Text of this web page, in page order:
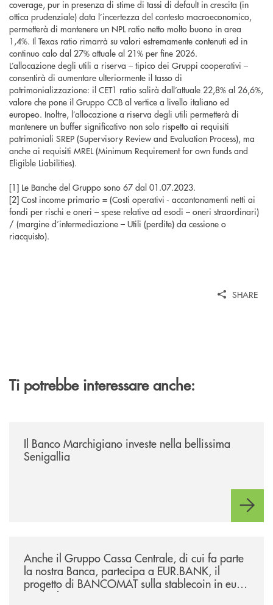
coverage, pur in presenza di stime di tassi di default in crescita (in
ottica prudenziale) data l’incertezza del contesto macroeconomico,
permetterà di mantenere un NPL ratio netto molto buono in area
1,4%. Il Texas ratio rimarrà su valori estremamente contenuti ed in
continuo calo dal 27% attuale al 21% per fine 2026.
L’allocazione degli utili a riserva – tipico dei Gruppi cooperativi –
consentirà di aumentare ulteriormente il tasso di
patrimonializzazione: il CET1 ratio salirà dall’attuale 22,8% al 26,6%,
valore che pone il Gruppo CCB al vertice a livello italiano ed
europeo. Inoltre, l’allocazione a riserva degli utili permetterà di
mantenere un buffer significativo non solo rispetto ai requisiti
patrimoniali SREP (Supervisory Review and Evaluation Process), ma
anche ai requisiti MREL (Minimum Requirement for own funds and
Eligible Liabilities).
[1] Le Banche del Gruppo sono 67 dal 01.07.2023.
[2] Cost income primario = (Costi operativi - accantonamenti netti ai
fondi per rischi e oneri – spese relative ad esodi – oneri straordinari)
/ (margine d’intermediazione – Utili (perdite) da cessione o
riacquisto).
SHARE
Ti potrebbe interessare anche:
Il Banco Marchigiano investe nella bellissima
Senigallia
Anche il Gruppo Cassa Centrale, di cui fa parte
la nostra Banca, partecipa a EUR.BANK, il
progetto di BANCOMAT sulla stablecoin in euro
e sul relativo ecosistema